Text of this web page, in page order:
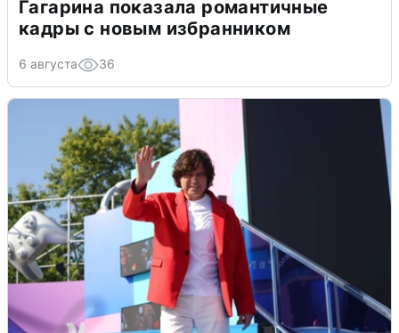
Гагарина показала романтичные
кадры с новым избранником
6 августа 36